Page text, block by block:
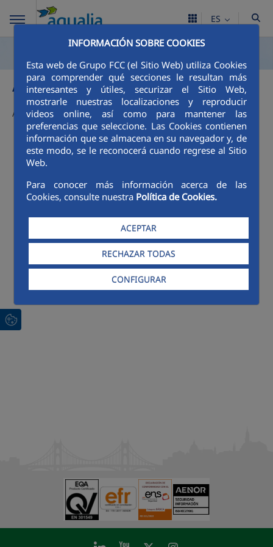
INFORMACIÓN SOBRE COOKIES
Esta web de Grupo FCC (el Sitio Web) utiliza Cookies
para comprender qué secciones le resultan más
interesantes y útiles, securizar el Sitio Web,
mostrarle nuestras localizaciones y reproducir
videos online, así como para mantener las
preferencias que seleccione. Las Cookies contienen
información que se almacena en su navegador y, de
este modo, se le reconocerá cuando regrese al Sitio
Web.
Para conocer más información acerca de las
Cookies, consulte nuestra Política de Cookies.
ACEPTAR
RECHAZAR TODAS
CONFIGURAR
ES
Avisos
Actualmente no hay avisos